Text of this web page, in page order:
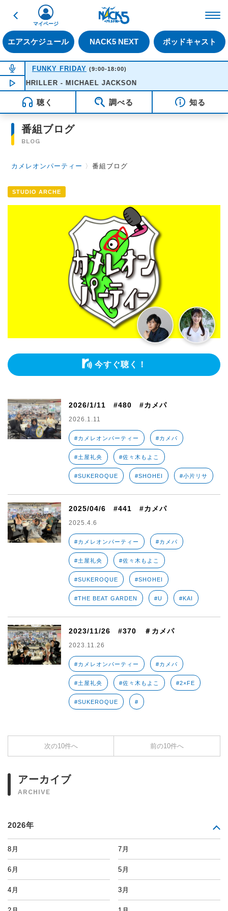
戻る
エアスケジュール NACK5 NEXT ポッドキャスト
マイページ
NOW ON AIR
FUNKY FRIDAY (9:00-18:00)
NOW PLAYING12:21
THRILLER - MICHAEL JACKSON
聴く 調べる 知る
番組ブログ
BLOG
カメレオンパーティー 〉番組ブログ
STUDIO ARCHE
今すぐ聴く！
2026/1/11 #480 #カメパ
2026.1.11
#カメレオンパーティー #カメパ
#土屋礼央 #佐々木もよこ
#SUKEROQUE #SHOHEI #小片リサ
2025/04/6 #441 #カメパ
2025.4.6
#カメレオンパーティー #カメパ
#土屋礼央 #佐々木もよこ
#SUKEROQUE #SHOHEI
#THE BEAT GARDEN #U #KAI
2023/11/26 #370 ＃カメパ
2023.11.26
#カメレオンパーティー #カメパ
#土屋礼央 #佐々木もよこ #2×FE
#SUKEROQUE #
次の10件へ 前の10件へ
アーカイブ
ARCHIVE
2026年
8月 7月
6月 5月
4月 3月